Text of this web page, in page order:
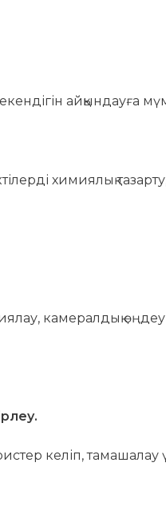
айқындауға
химиялық
камералдық өңдеу
келіп, тамашалау